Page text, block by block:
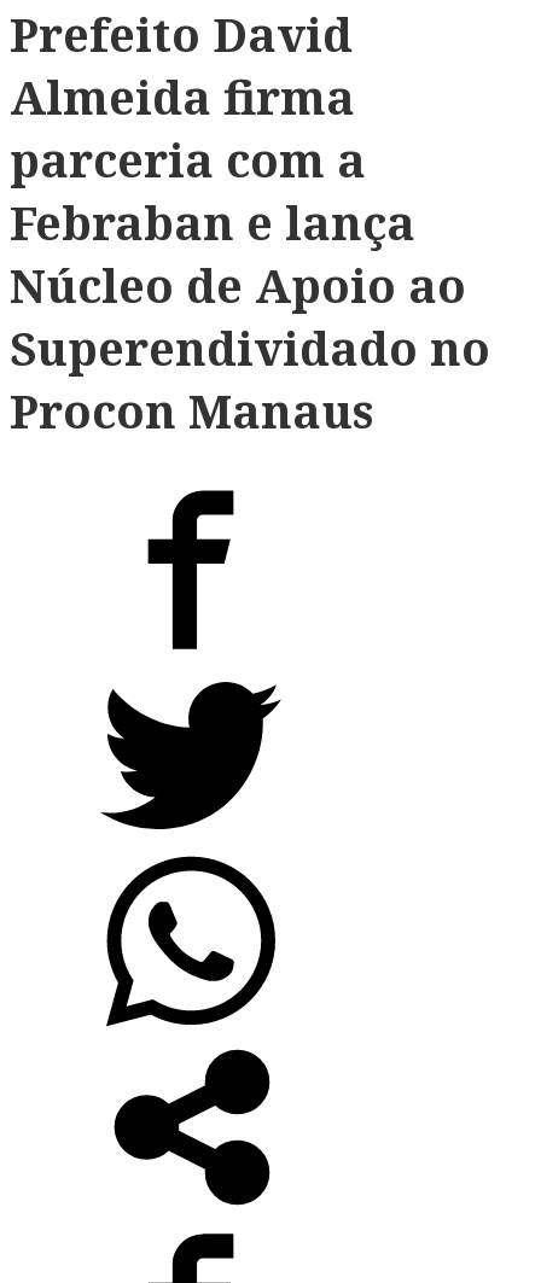
Prefeito David
Almeida firma
parceria com a
Febraban e lança
Núcleo de Apoio ao
Superendividado no
Procon Manaus